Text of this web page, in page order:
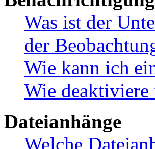
Was ist der
der
Wie kann ich
Wie deaktiviere
Dateianhänge
Welche